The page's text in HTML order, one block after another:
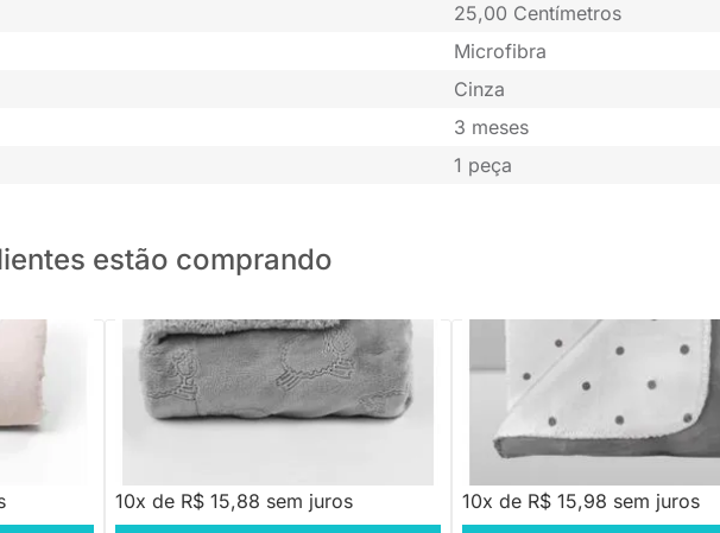
25,00 Centímetros
Microfibra
Cinza
3 meses
1 peça
estão comprando
e
PRONTA ENTREGA
Manta Infantil Sherpam Ferrete Cinza -
90X110cm
10x de R$ 15,88 sem juros
PRONTA ENTREGA
Manta Infantil Velvet Poá -
10x de R$ 15,98 sem juros